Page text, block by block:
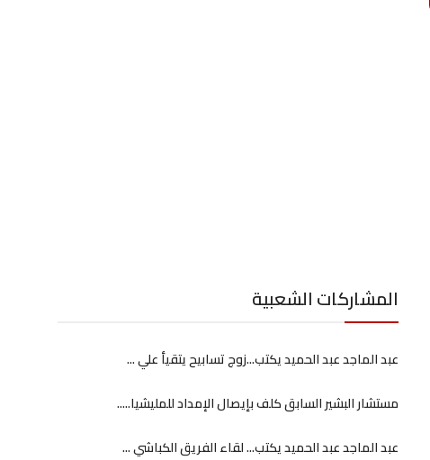
المشاركات الشعبية
عبد الماجد عبد الحميد يكتب...زوج تسابيح يتقيأ علي ...
مستشار البشير السابق كلف بإيصال الإمداد للمليشيا.....
عبد الماجد عبد الحميد يكتب... لقاء الفريق الكباشي ...